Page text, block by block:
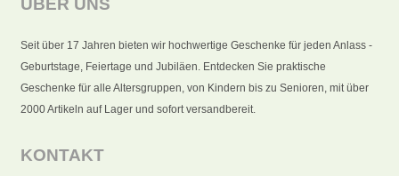
ÜBER UNS
Seit über 17 Jahren bieten wir hochwertige Geschenke für jeden Anlass -
Geburtstage, Feiertage und Jubiläen. Entdecken Sie praktische
Geschenke für alle Altersgruppen, von Kindern bis zu Senioren, mit über
2000 Artikeln auf Lager und sofort versandbereit.
KONTAKT